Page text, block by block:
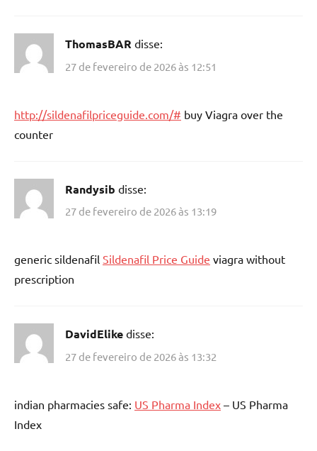
ThomasBAR disse:
27 de fevereiro de 2026 às 12:51
http://sildenafilpriceguide.com/# buy Viagra over the
counter
Randysib disse:
27 de fevereiro de 2026 às 13:19
generic sildenafil Sildenafil Price Guide viagra without
prescription
DavidElike disse:
27 de fevereiro de 2026 às 13:32
indian pharmacies safe: US Pharma Index – US Pharma
Index